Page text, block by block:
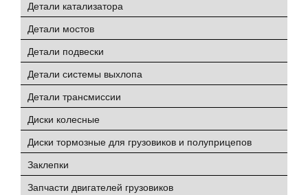
Детали катализатора
Детали мостов
Детали подвески
Детали системы выхлопа
Детали трансмиссии
Диски колесные
Диски тормозные для грузовиков и полуприцепов
Заклепки
Запчасти двигателей грузовиков